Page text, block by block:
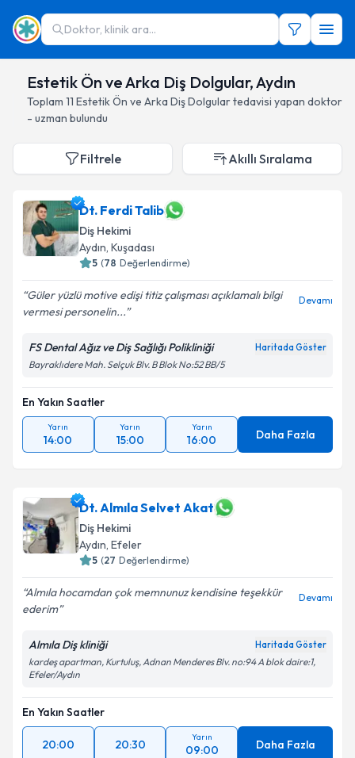
Doktor, klinik ara...
Estetik Ön ve Arka Diş Dolgular, Aydın
Toplam 11 Estetik Ön ve Arka Diş Dolgulartedavisi yapan doktor
- uzman bulundu
Filtrele Akıllı Sıralama
Dt. Ferdi Talib
Diş Hekimi
Aydın, Kuşadası
5 (78 Değerlendirme)
Güler yüzlü motive edişi titiz çalışması açıklamalı bilgi
vermesi personelin...
Devamı
FS Dental Ağız ve Diş Sağlığı Polikliniği Haritada Göster
Bayraklıdere Mah. Selçuk Blv. B Blok No:52 BB/5
En Yakın Saatler
Yarın
14:00
Yarın
15:00
Yarın
16:00 Daha Fazla
Dt. Almıla Selvet Akat
Diş Hekimi
Aydın, Efeler
5 (27 Değerlendirme)
Almıla hocamdan çok memnunuz kendisine teşekkür
ederim
Devamı
Almıla Diş kliniği Haritada Göster
kardeş apartman, Kurtuluş, Adnan Menderes Blv. no:94 A blok daire:1,
Efeler/Aydın
En Yakın Saatler
20:00 20:30
Yarın
09:00 Daha Fazla